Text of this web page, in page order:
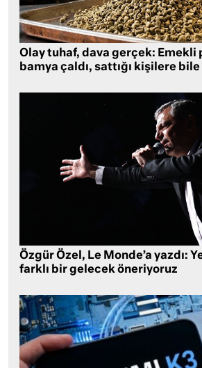
Olay tuhaf, dava gerçek: Emekli
bamya çaldı, sattığı kişilere bile
Özgür Özel, Le Monde’a yazdı:
farklı bir gelecek öneriyoruz